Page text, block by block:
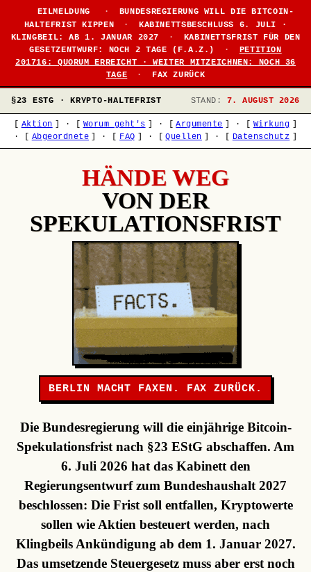
EILMELDUNG ·
BUNDESREGIERUNG WILL DIE BITCOIN-
HALTEFRIST KIPPEN
·
KABINETTSBESCHLUSS 6. JULI ·
KLINGBEIL: AB 1. JANUAR 2027
·
KABINETTSFRIST FÜR DEN
GESETZENTWURF: NOCH 2 TAGE (F.A.Z.)
·
PETITION
201716: QUORUM ERREICHT · WEITER MITZEICHNEN: NOCH 36
TAGE
· FAX ZURÜCK
§23 ESTG · KRYPTO-HALTEFRIST STAND: 7. AUGUST 2026
Aktion · Worum geht's · Argumente · Wirkung
·
Abgeordnete · FAQ · Quellen · Datenschutz
HÄNDE WEG
VON DER
SPEKULATIONSFRIST
BERLIN MACHT FAXEN. FAX ZURÜCK.
Die Bundesregierung will die einjährige Bitcoin-
Spekulationsfrist nach §23 EStG abschaffen. Am
6. Juli 2026 hat das Kabinett den
Regierungsentwurf zum Bundeshaushalt 2027
beschlossen: Die Frist soll entfallen, Kryptowerte
sollen wie Aktien besteuert werden, nach
Klingbeils Ankündigung ab dem 1. Januar 2027.
Das umsetzende Steuergesetz muss aber erst noch